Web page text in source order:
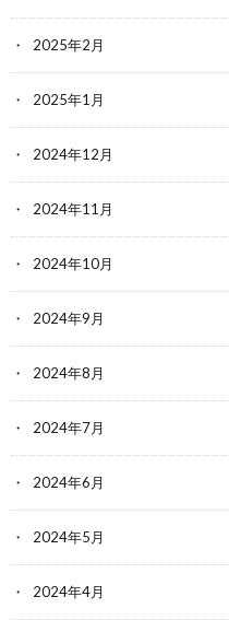
2025年2月
2025年1月
2024年12月
2024年11月
2024年10月
2024年9月
2024年8月
2024年7月
2024年6月
2024年5月
2024年4月